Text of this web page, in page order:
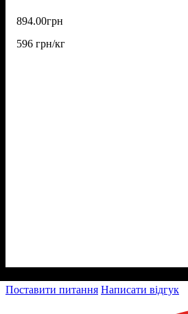
894.00грн
596 грн/кг
Поставити питання Написати відгук